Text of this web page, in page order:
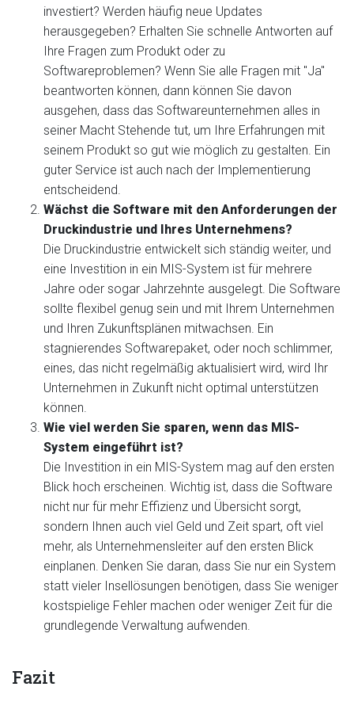
investiert? Werden häufig neue Updates
herausgegeben? Erhalten Sie schnelle Antworten auf
Ihre Fragen zum Produkt oder zu
Softwareproblemen? Wenn Sie alle Fragen mit "Ja"
beantworten können, dann können Sie davon
ausgehen, dass das Softwareunternehmen alles in
seiner Macht Stehende tut, um Ihre Erfahrungen mit
seinem Produkt so gut wie möglich zu gestalten. Ein
guter Service ist auch nach der Implementierung
entscheidend.
Wächst die Software mit den Anforderungen der
Druckindustrie und Ihres Unternehmens?
Die Druckindustrie entwickelt sich ständig weiter, und
eine Investition in ein MIS-System ist für mehrere
Jahre oder sogar Jahrzehnte ausgelegt. Die Software
sollte flexibel genug sein und mit Ihrem Unternehmen
und Ihren Zukunftsplänen mitwachsen. Ein
stagnierendes Softwarepaket, oder noch schlimmer,
eines, das nicht regelmäßig aktualisiert wird, wird Ihr
Unternehmen in Zukunft nicht optimal unterstützen
können.
Wie viel werden Sie sparen, wenn das MIS-
System eingeführt ist?
Die Investition in ein MIS-System mag auf den ersten
Blick hoch erscheinen. Wichtig ist, dass die Software
nicht nur für mehr Effizienz und Übersicht sorgt,
sondern Ihnen auch viel Geld und Zeit spart, oft viel
mehr, als Unternehmensleiter auf den ersten Blick
einplanen. Denken Sie daran, dass Sie nur ein System
statt vieler Insellösungen benötigen, dass Sie weniger
kostspielige Fehler machen oder weniger Zeit für die
grundlegende Verwaltung aufwenden.
Fazit